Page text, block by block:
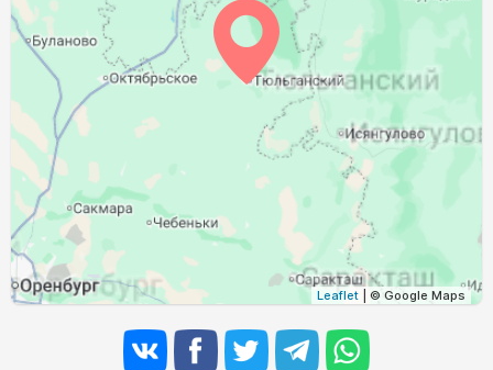
29, Сб 04:28 06:21 13:16 17:03 20:10
30, Вс 04:30 17:02 20:08
31, Пн 13:16 17:00 20:06 21:49
Leaflet | © Google Maps